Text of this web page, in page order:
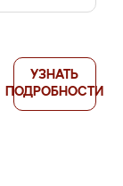
УЗНАТЬ
ПОДРОБНОСТИ